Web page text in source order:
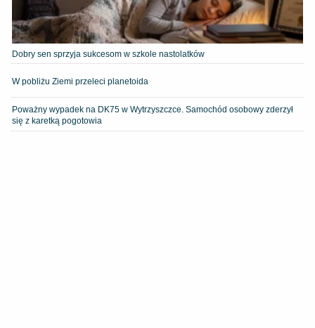
Dobry sen sprzyja sukcesom w szkole nastolatków
W pobliżu Ziemi przeleci planetoida
Poważny wypadek na DK75 w Wytrzyszczce. Samochód osobowy zderzył
się z karetką pogotowia